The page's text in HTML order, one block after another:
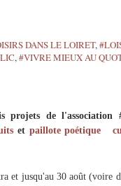
DANS LE LOIRET,
,#VIVRE MIEUX AU
de l'association
et paillote poétique
et jusqu'au 30 août (voire